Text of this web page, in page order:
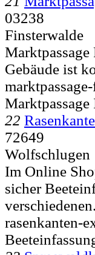
03238
Finsterwalde
Gebäude ist
22
72649
Wolfschlugen
Im Online
sicher
rasenkanten-